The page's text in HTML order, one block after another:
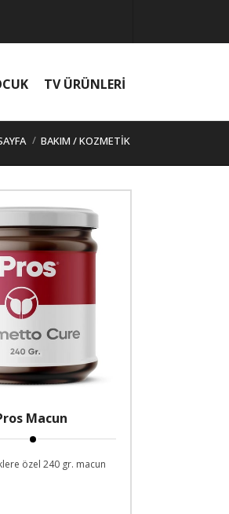
TV ÜRÜNLERİ
BAKIM / KOZMETİK
Macun
özel 240 gr. macun